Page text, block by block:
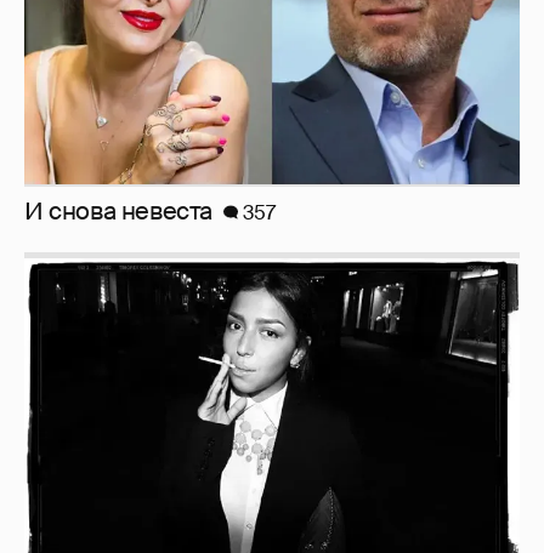
Рублёвские дочки 187